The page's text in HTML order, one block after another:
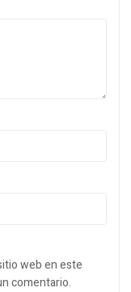
web en este
comentario.